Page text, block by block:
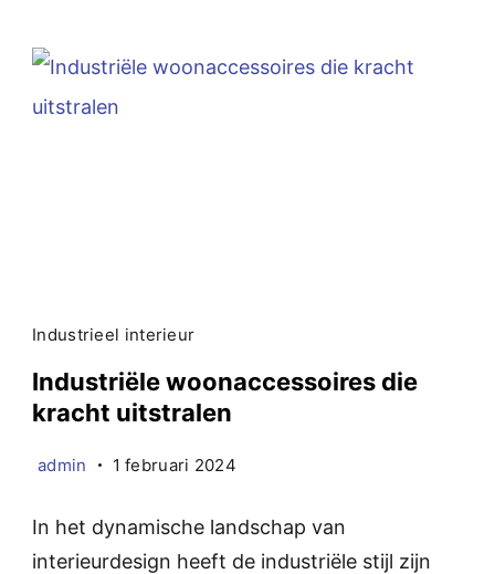
Industrieel interieur
Industriële woonaccessoires die
kracht uitstralen
admin 1 februari 2024
In het dynamische landschap van
interieurdesign heeft de industriële stijl zijn